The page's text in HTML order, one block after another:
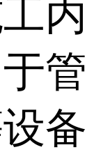
内
管
备